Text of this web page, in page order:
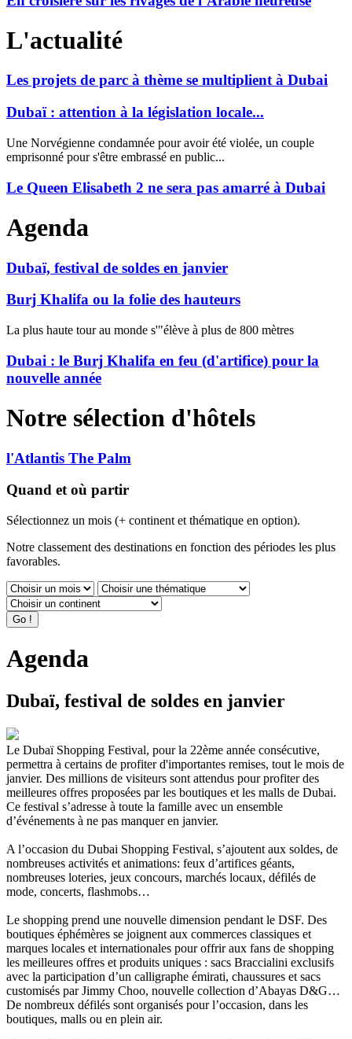
L'actualité
Les projets de parc à thème se multiplient à Dubai
Dubaï : attention à la législation locale...
Une Norvégienne condamnée pour avoir été violée, un couple
emprisonné pour s'être embrassé en public...
Le Queen Elisabeth 2 ne sera pas amarré à Dubai
Agenda
Dubaï, festival de soldes en janvier
Burj Khalifa ou la folie des hauteurs
La plus haute tour au monde s'"élève à plus de 800 mètres
Dubai : le Burj Khalifa en feu (d'artifice) pour la
nouvelle année
Notre sélection d'hôtels
l'Atlantis The Palm
Quand et où partir
Sélectionnez un mois (+ continent et thématique en option).
Notre classement des destinations en fonction des périodes les plus
favorables.
Agenda
Dubaï, festival de soldes en janvier
Le Dubaï Shopping Festival, pour la 22ème année consécutive,
permettra à certains de profiter d'importantes remises, tout le mois de
janvier. Des millions de visiteurs sont attendus pour profiter des
meilleures offres proposées par les boutiques et les malls de Dubai.
Ce festival s’adresse à toute la famille avec un ensemble
d’événements à ne pas manquer en janvier.
A l’occasion du Dubai Shopping Festival, s’ajoutent aux soldes, de
nombreuses activités et animations: feux d’artifices géants,
nombreuses loteries, jeux concours, marchés locaux, défilés de
mode, concerts, flashmobs…
Le shopping prend une nouvelle dimension pendant le DSF. Des
boutiques éphémères se joignent aux commerces classiques et
marques locales et internationales pour offrir aux fans de shopping
les meilleures offres et produits uniques : sacs Braccialini exclusifs
avec la participation d’un calligraphe émirati, chaussures et sacs
customisés par Jimmy Choo, nouvelle collection d’Abayas D&G…
De nombreux défilés sont organisés pour l’occasion, dans les
boutiques, malls ou en plein air.